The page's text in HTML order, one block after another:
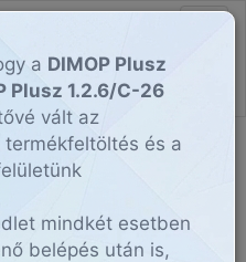
a DIMOP Plusz
Plusz 1.2.6/C-26
vált az
és a
mindkét esetben
belépés után is,